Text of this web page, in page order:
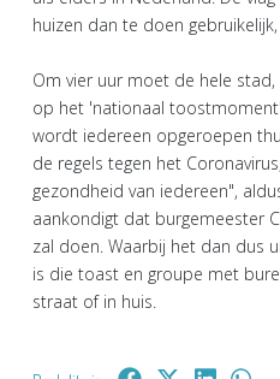
huizen dan te doen
Om vier uur moet de hele
op het 'nationaal
wordt iedereen opgeroepen
de regels tegen het
gezondheid van iedereen",
aankondigt dat burgemeester
zal doen. Waarbij het dan dus
is die toast en groupe met
straat of in huis.